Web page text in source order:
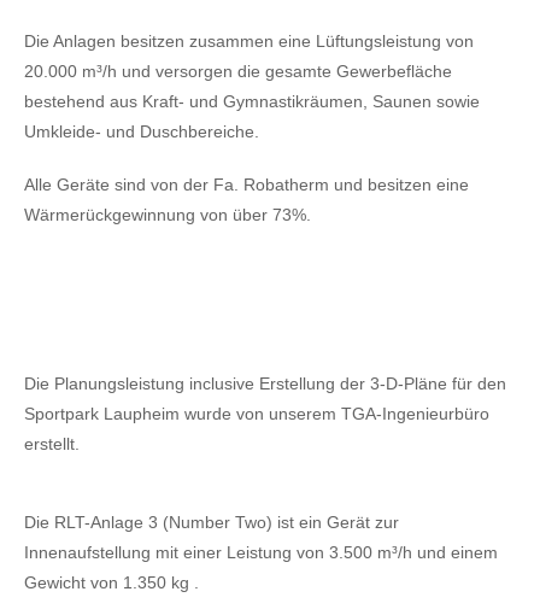
Die Anlagen besitzen zusammen eine Lüftungsleistung von
20.000 m³/h und versorgen die gesamte Gewerbefläche
bestehend aus Kraft- und Gymnastikräumen, Saunen sowie
Umkleide- und Duschbereiche.
Alle Geräte sind von der Fa. Robatherm und besitzen eine
Wärmerückgewinnung von über 73%.
Die Planungsleistung inclusive Erstellung der 3-D-Pläne für den
Sportpark Laupheim wurde von unserem TGA-Ingenieurbüro
erstellt.
Die RLT-Anlage 3 (Number Two) ist ein Gerät zur
Innenaufstellung mit einer Leistung von 3.500 m³/h und einem
Gewicht von 1.350 kg .